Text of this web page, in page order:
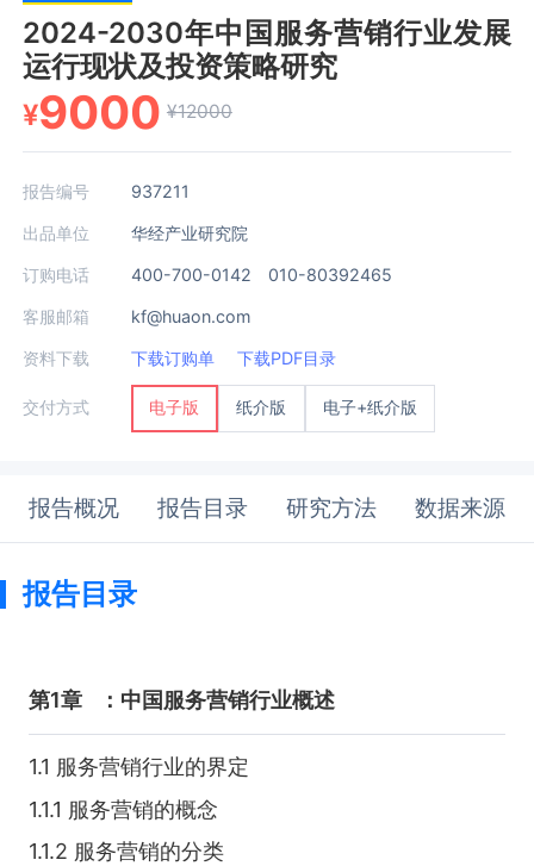
2024-2030年中国服务营销行业发展
运行现状及投资策略研究
¥9000 ¥12000
报告编号 937211
出品单位 华经产业研究院
订购电话 400-700-0142 010-80392465
客服邮箱 kf@huaon.com
资料下载 下载订购单 下载PDF目录
交付方式 电子版 纸介版 电子+纸介版
报告概况 报告目录 研究方法 数据来源
报告目录
第1章 ：中国服务营销行业概述
1.1 服务营销行业的界定
1.1.1 服务营销的概念
1.1.2 服务营销的分类